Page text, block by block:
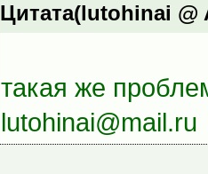
Цитата(lutohinai @
такая же
lutohinai@mail.ru